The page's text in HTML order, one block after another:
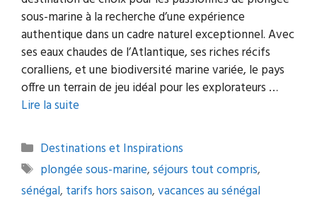
sous-marine à la recherche d’une expérience
authentique dans un cadre naturel exceptionnel. Avec
ses eaux chaudes de l’Atlantique, ses riches récifs
coralliens, et une biodiversité marine variée, le pays
offre un terrain de jeu idéal pour les explorateurs …
Lire la suite
Catégories
Destinations et Inspirations
Étiquettes
plongée sous-marine,séjours tout compris,
sénégal, tarifs hors saison,vacances au sénégal